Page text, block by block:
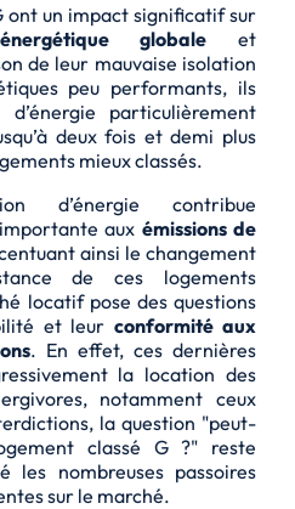
ont un impact significatif sur
globale et
de leur mauvaise isolation
peu performants, ils
d’énergie particulièrement
deux fois et demi plus
mieux classés.
d’énergie contribue
aux émissions de
ainsi le changement
de ces logements
locatif pose des questions
et leur conformité aux
. En effet, ces dernières
la location des
notamment ceux
la question "peut-
classé G ?" reste
les nombreuses passoires
sur le marché.